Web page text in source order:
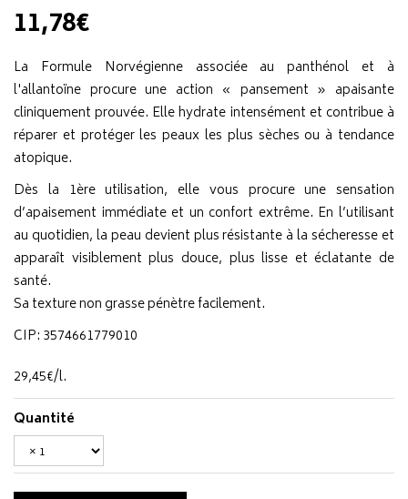
11,78€
La Formule Norvégienne associée au panthénol et à
l'allantoïne procure une action « pansement » apaisante
cliniquement prouvée. Elle hydrate intensément et contribue à
réparer et protéger les peaux les plus sèches ou à tendance
atopique.
Dès la 1ère utilisation, elle vous procure une sensation
d’apaisement immédiate et un confort extrême. En l’utilisant
au quotidien, la peau devient plus résistante à la sécheresse et
apparaît visiblement plus douce, plus lisse et éclatante de
santé.
Sa texture non grasse pénètre facilement.
CIP: 3574661779010
29,45€/l.
Quantité